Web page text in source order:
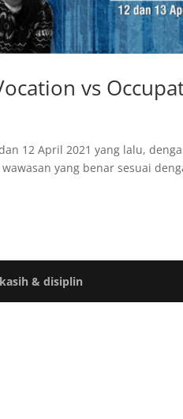
vs
12 April 2021 yang lalu,
yang benar sesuai
kasih & disiplin